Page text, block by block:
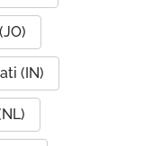
Amman, عمان (JO)
(IN)